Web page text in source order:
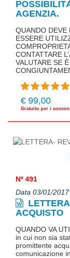
AGENZIA.
QUANDO DEVE
ESSERE
CONTATTARE
VALUTARE SE
€ 99,00
Gratuito per i
Nº 491
Data 03/01/2017
ACQUISTO
QUANDO VA
in cui non sia
promittente
comunicazione